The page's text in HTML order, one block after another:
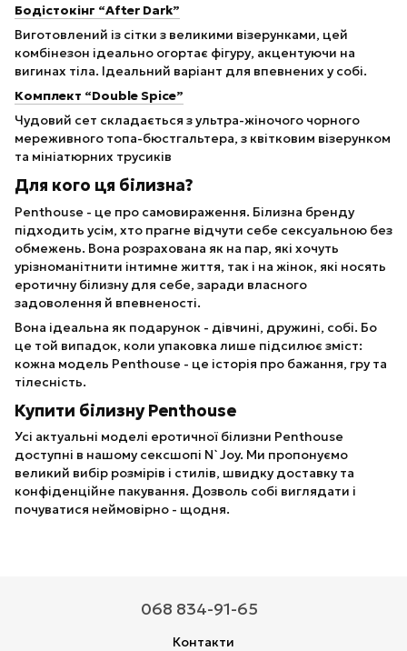
Бодістокінг “After Dark”
Виготовлений із сітки з великими візерунками, цей
комбінезон ідеально огортає фігуру, акцентуючи на
вигинах тіла. Ідеальний варіант для впевнених у собі.
Комплект “Double Spice”
Чудовий сет складається з ультра-жіночого чорного
мереживного топа-бюстгальтера, з квітковим візерунком
та мініатюрних трусиків
Для кого ця білизна?
Penthouse - це про самовираження. Білизна бренду
підходить усім, хто прагне відчути себе сексуальною без
обмежень. Вона розрахована як на пар, які хочуть
урізноманітнити інтимне життя, так і на жінок, які носять
еротичну білизну для себе, заради власного
задоволення й впевненості.
Вона ідеальна як подарунок - дівчині, дружині, собі. Бо
це той випадок, коли упаковка лише підсилює зміст:
кожна модель Penthouse - це історія про бажання, гру та
тілесність.
Купити білизну Penthouse
Усі актуальні моделі еротичної білизни Penthouse
доступні в нашому сексшопі N`Joy. Ми пропонуємо
великий вибір розмірів і стилів, швидку доставку та
конфіденційне пакування. Дозволь собі виглядати і
почуватися неймовірно - щодня.
068 834-91-65
Контакти